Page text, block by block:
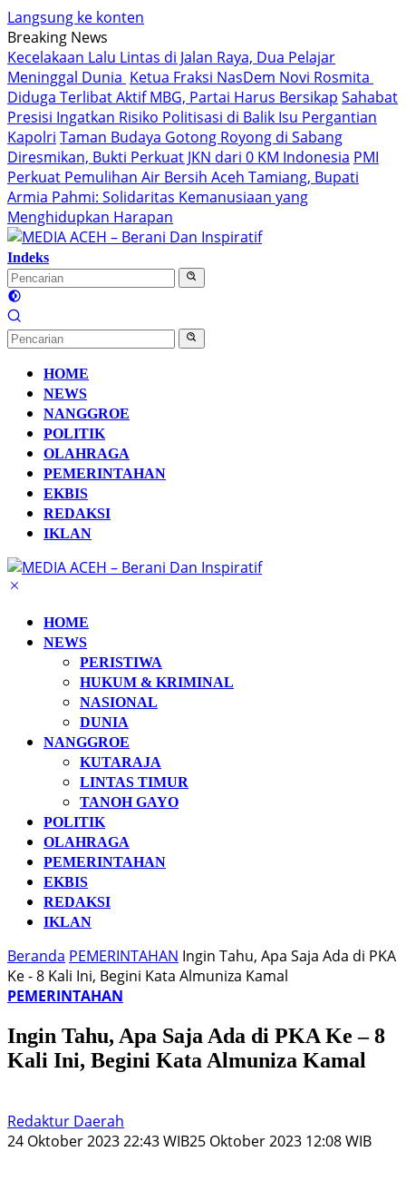
Langsung ke konten
Breaking News
Kecelakaan Lalu Lintas di Jalan Raya, Dua Pelajar
Meninggal Dunia Ketua Fraksi NasDem Novi Rosmita
Diduga Terlibat Aktif MBG, Partai Harus Bersikap Sahabat
Presisi Ingatkan Risiko Politisasi di Balik Isu Pergantian
Kapolri Taman Budaya Gotong Royong di Sabang
Diresmikan, Bukti Perkuat JKN dari 0 KM Indonesia PMI
Perkuat Pemulihan Air Bersih Aceh Tamiang, Bupati
Armia Pahmi: Solidaritas Kemanusiaan yang
Menghidupkan Harapan
Indeks
HOME
NEWS
NANGGROE
POLITIK
OLAHRAGA
PEMERINTAHAN
EKBIS
REDAKSI
IKLAN
HOME
NEWS
PERISTIWA
HUKUM & KRIMINAL
NASIONAL
DUNIA
NANGGROE
KUTARAJA
LINTAS TIMUR
TANOH GAYO
POLITIK
OLAHRAGA
PEMERINTAHAN
EKBIS
REDAKSI
IKLAN
Beranda PEMERINTAHAN Ingin Tahu, Apa Saja Ada di PKA
Ke - 8 Kali Ini, Begini Kata Almuniza Kamal
PEMERINTAHAN
Ingin Tahu, Apa Saja Ada di PKA Ke – 8
Kali Ini, Begini Kata Almuniza Kamal
Redaktur Daerah
24 Oktober 2023 22:43 WIB25 Oktober 2023 12:08 WIB